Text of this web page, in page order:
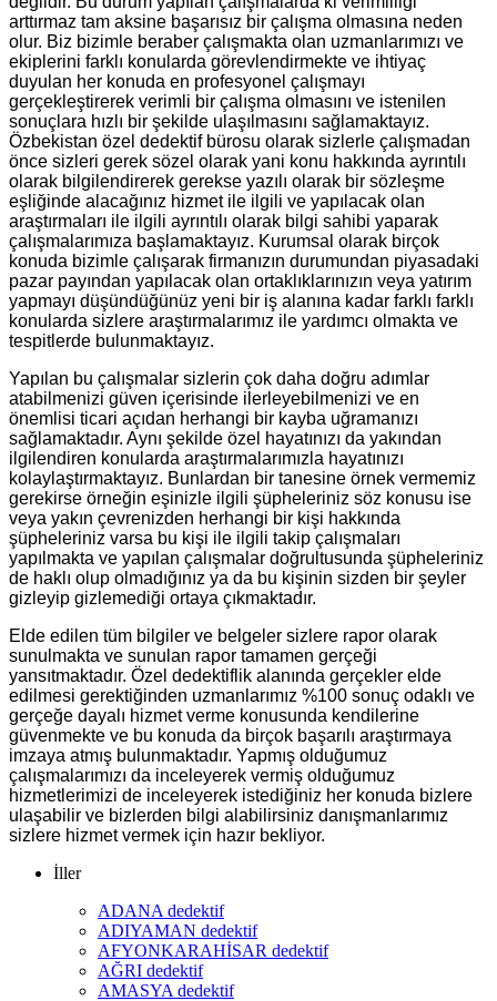
arttırmaz tam aksine başarısız bir çalışma olmasına neden
olur. Biz bizimle beraber çalışmakta olan uzmanlarımızı ve
ekiplerini farklı konularda görevlendirmekte ve ihtiyaç
duyulan her konuda en profesyonel çalışmayı
gerçekleştirerek verimli bir çalışma olmasını ve istenilen
sonuçlara hızlı bir şekilde ulaşılmasını sağlamaktayız.
Özbekistan özel dedektif bürosu olarak sizlerle çalışmadan
önce sizleri gerek sözel olarak yani konu hakkında ayrıntılı
olarak bilgilendirerek gerekse yazılı olarak bir sözleşme
eşliğinde alacağınız hizmet ile ilgili ve yapılacak olan
araştırmaları ile ilgili ayrıntılı olarak bilgi sahibi yaparak
çalışmalarımıza başlamaktayız. Kurumsal olarak birçok
konuda bizimle çalışarak firmanızın durumundan piyasadaki
pazar payından yapılacak olan ortaklıklarınızın veya yatırım
yapmayı düşündüğünüz yeni bir iş alanına kadar farklı farklı
konularda sizlere araştırmalarımız ile yardımcı olmakta ve
tespitlerde bulunmaktayız.
Yapılan bu çalışmalar sizlerin çok daha doğru adımlar
atabilmenizi güven içerisinde ilerleyebilmenizi ve en
önemlisi ticari açıdan herhangi bir kayba uğramanızı
sağlamaktadır. Aynı şekilde özel hayatınızı da yakından
ilgilendiren konularda araştırmalarımızla hayatınızı
kolaylaştırmaktayız. Bunlardan bir tanesine örnek vermemiz
gerekirse örneğin eşinizle ilgili şüpheleriniz söz konusu ise
veya yakın çevrenizden herhangi bir kişi hakkında
şüpheleriniz varsa bu kişi ile ilgili takip çalışmaları
yapılmakta ve yapılan çalışmalar doğrultusunda şüpheleriniz
de haklı olup olmadığınız ya da bu kişinin sizden bir şeyler
gizleyip gizlemediği ortaya çıkmaktadır.
Elde edilen tüm bilgiler ve belgeler sizlere rapor olarak
sunulmakta ve sunulan rapor tamamen gerçeği
yansıtmaktadır. Özel dedektiflik alanında gerçekler elde
edilmesi gerektiğinden uzmanlarımız %100 sonuç odaklı ve
gerçeğe dayalı hizmet verme konusunda kendilerine
güvenmekte ve bu konuda da birçok başarılı araştırmaya
imzaya atmış bulunmaktadır. Yapmış olduğumuz
çalışmalarımızı da inceleyerek vermiş olduğumuz
hizmetlerimizi de inceleyerek istediğiniz her konuda bizlere
ulaşabilir ve bizlerden bilgi alabilirsiniz danışmanlarımız
sizlere hizmet vermek için hazır bekliyor.
İller
ADANA dedektif
ADIYAMAN dedektif
AFYONKARAHİSAR dedektif
AĞRI dedektif
AMASYA dedektif